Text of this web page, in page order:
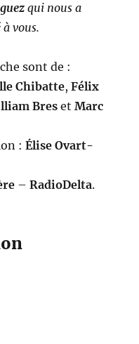
qui nous a
vous.
sont de :
Chibatte,Félix
Bres etMarc
:Élise Ovart-
–RadioDelta.